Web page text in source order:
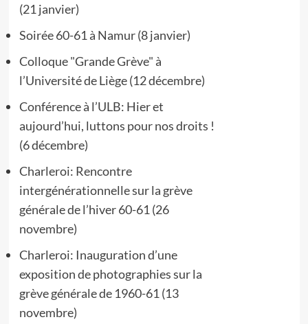
(21 janvier)
Soirée 60-61 à Namur (8 janvier)
Colloque "Grande Grève" à
l’Université de Liège (12 décembre)
Conférence à l’ULB: Hier et
aujourd’hui, luttons pour nos droits !
(6 décembre)
Charleroi: Rencontre
intergénérationnelle sur la grève
générale de l’hiver 60-61 (26
novembre)
Charleroi: Inauguration d’une
exposition de photographies sur la
grève générale de 1960-61 (13
novembre)